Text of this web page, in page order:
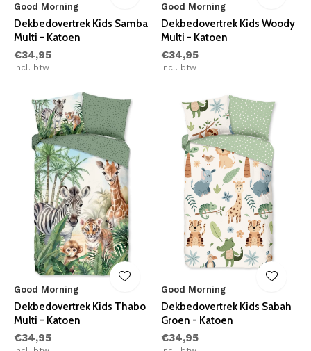
Good Morning
Dekbedovertrek Kids Samba
Multi - Katoen
€34,95
Incl. btw
Good Morning
Dekbedovertrek Kids Woody
Multi - Katoen
€34,95
Incl. btw
Good Morning
Dekbedovertrek Kids Thabo
Multi - Katoen
€34,95
Good Morning
Dekbedovertrek Kids Sabah
Groen - Katoen
€34,95